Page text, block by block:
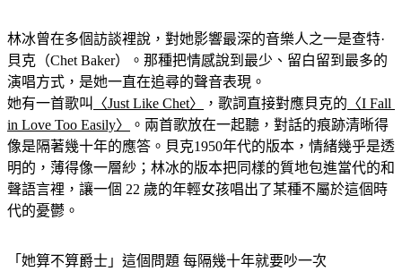
林冰曾在多個訪談裡說，對她影響最深的音樂人之一是查特·
貝克（Chet Baker）。那種把情感說到最少、留白留到最多的
演唱方式，是她一直在追尋的聲音表現。
她有一首歌叫
〈Just Like Chet〉 ，歌詞直接對應貝克的 〈I Fall
in Love Too Easily〉
。兩首歌放在一起聽，對話的痕跡清晰得
像是隔著幾十年的應答。貝克1950年代的版本，情緒幾乎是透
明的，薄得像一層紗；林冰的版本把同樣的質地包進當代的和
聲語言裡，讓一個 22 歲的年輕女孩唱出了某種不屬於這個時
代的憂鬱。
「她算不算爵士」這個問題 每隔幾十年就要吵一次